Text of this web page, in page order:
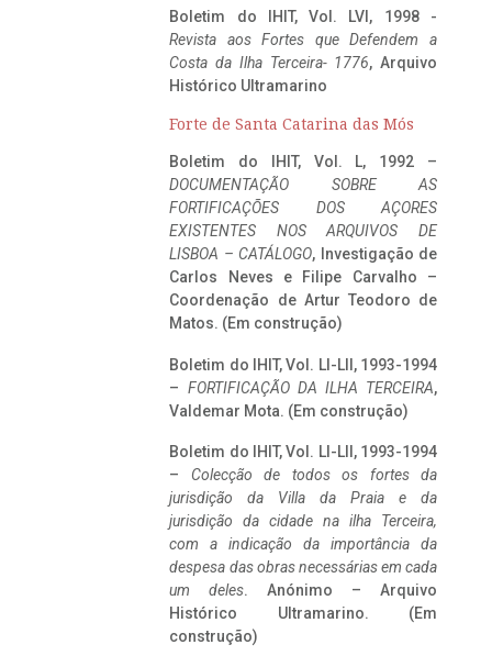
Boletim do IHIT, Vol. LVI, 1998 -
Revista aos Fortes que Defendem a
Costa da Ilha Terceira- 1776, Arquivo
Histórico Ultramarino
Forte de Santa Catarina das Mós
Boletim do IHIT, Vol. L, 1992 –
DOCUMENTAÇÃO SOBRE AS
FORTIFICAÇÕES DOS AÇORES
EXISTENTES NOS ARQUIVOS DE
LISBOA – CATÁLOGO, Investigação de
Carlos Neves e Filipe Carvalho –
Coordenação de Artur Teodoro de
Matos. (Em construção)
Boletim do IHIT, Vol. LI-LII, 1993-1994
– FORTIFICAÇÃO DA ILHA TERCEIRA,
Valdemar Mota. (Em construção)
Boletim do IHIT, Vol. LI-LII, 1993-1994
– Colecção de todos os fortes da
jurisdição da Villa da Praia e da
jurisdição da cidade na ilha Terceira,
com a indicação da importância da
despesa das obras necessárias em cada
um deles. Anónimo – Arquivo
Histórico Ultramarino. (Em
construção)